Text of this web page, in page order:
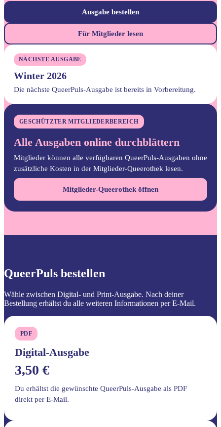
Ausgabe bestellen
Für Mitglieder lesen
NÄCHSTE AUSGABE
Winter 2026
Die nächste QueerPuls-Ausgabe ist bereits in Vorbereitung.
GESCHÜTZTER MITGLIEDERBEREICH
Alle Ausgaben online durchblättern
Mitglieder können alle verfügbaren QueerPuls-Ausgaben ohne
zusätzliche Kosten in der Mitglieder-Queerothek lesen.
Mitglieder-Queerothek öffnen
QueerPuls bestellen
Wähle zwischen Digital- und Print-Ausgabe. Nach deiner
Bestellung erhältst du alle weiteren Informationen per E-Mail.
PDF
Digital-Ausgabe
3,50 €
Du erhältst die gewünschte QueerPuls-Ausgabe als PDF
direkt per E-Mail.